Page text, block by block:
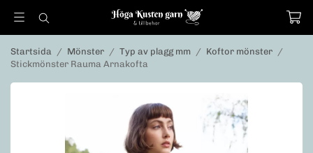
Startsida / Mönster / Typ av plagg mm / Koftor mönster /
Stickmönster Rauma Arnakofta